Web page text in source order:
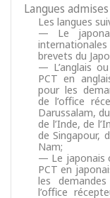
Langues
Les langues
— Le
brevets du
— L’anglais
PCT en
pour les
de l’office
Darussalam,
de l’Inde, de
de Singapour,
Nam;
— Le japonais
PCT en
les
l’office